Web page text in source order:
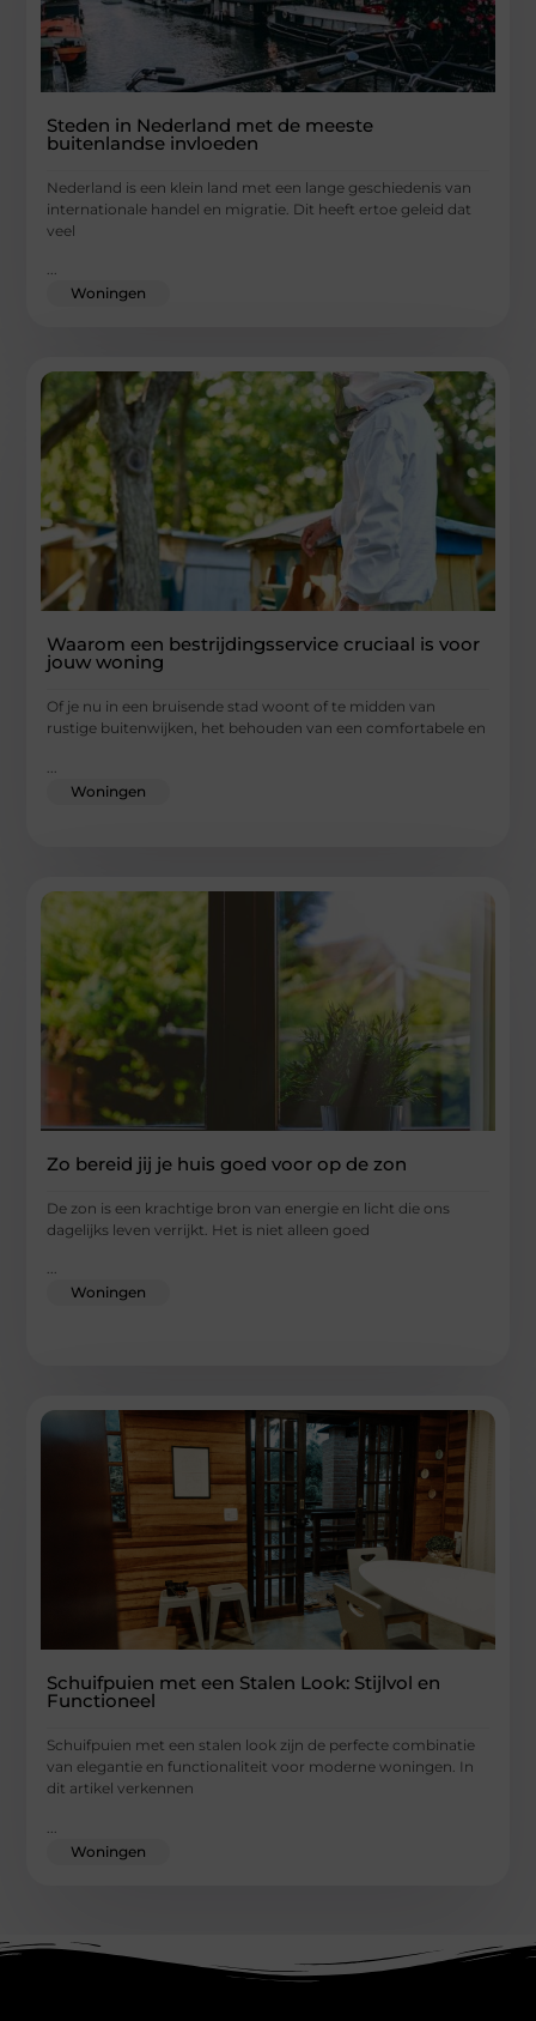
Steden in Nederland met de meeste
buitenlandse invloeden
Nederland is een klein land met een lange geschiedenis van
internationale handel en migratie. Dit heeft ertoe geleid dat
veel
...
Woningen
Waarom een bestrijdingsservice cruciaal is voor
jouw woning
Of je nu in een bruisende stad woont of te midden van
rustige buitenwijken, het behouden van een comfortabele en
Woningen
Zo bereid jij je huis goed voor op de zon
De zon is een krachtige bron van energie en licht die ons
dagelijks leven verrijkt. Het is niet alleen goed
...
Woningen
Schuifpuien met een Stalen Look: Stijlvol en
Functioneel
Schuifpuien met een stalen look zijn de perfecte combinatie
van elegantie en functionaliteit voor moderne woningen. In
dit artikel verkennen
Woningen